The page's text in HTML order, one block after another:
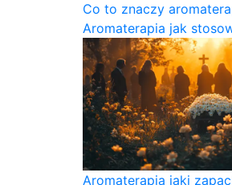
Co to znaczy
Aromaterapia jak
Aromaterapia jaki